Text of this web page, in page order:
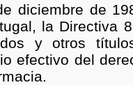
diciembre de
la Directiva
y otros
efectivo del